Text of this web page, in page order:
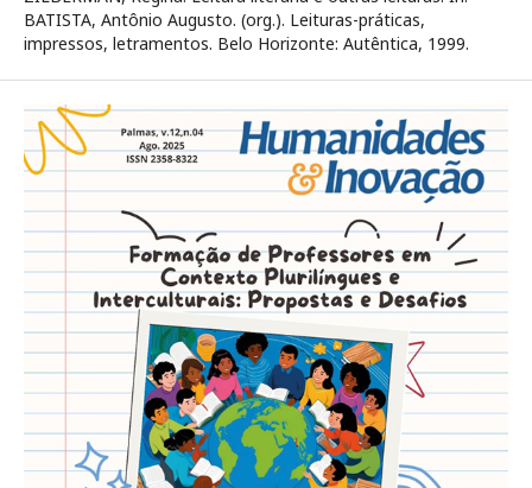
BATISTA, Antônio Augusto. (org.). Leituras-práticas,
impressos, letramentos. Belo Horizonte: Autêntica, 1999.